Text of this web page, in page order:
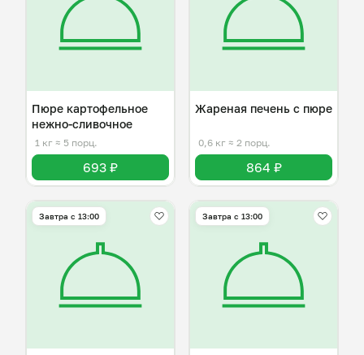
Пюре картофельное
нежно-сливочное
1 кг ≈ 5 порц.
693 ₽
Жареная печень с пюре
0,6 кг ≈ 2 порц.
864 ₽
Завтра c 13:00 Завтра c 13:00